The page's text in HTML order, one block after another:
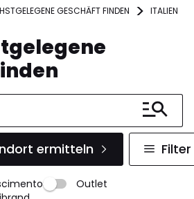
GESCHÄFT FINDEN
ITALIEN
ermitteln Filter
Outlet